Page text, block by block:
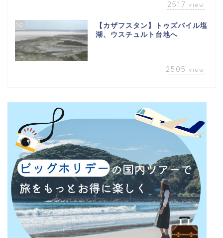
2517 view
10
【カザフスタン】トゥズバイル塩
湖、ウスチュルト台地へ
2505 view